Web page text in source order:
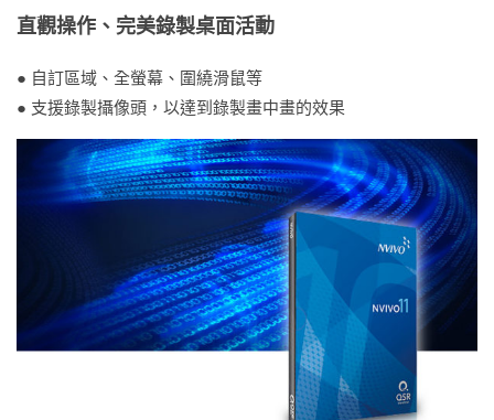
直觀操作、完美錄製桌面活動
● 自訂區域、全螢幕、圍繞滑鼠等
● 支援錄製攝像頭，以達到錄製畫中畫的效果